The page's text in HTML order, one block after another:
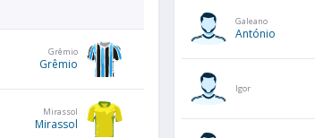
Grêmio
Grêmio
Mirassol
Mirassol
Galeano
António
Igor